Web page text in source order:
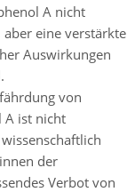
A nicht
eine verstärkte
Auswirkungen
von
A ist nicht
der
Verbot von